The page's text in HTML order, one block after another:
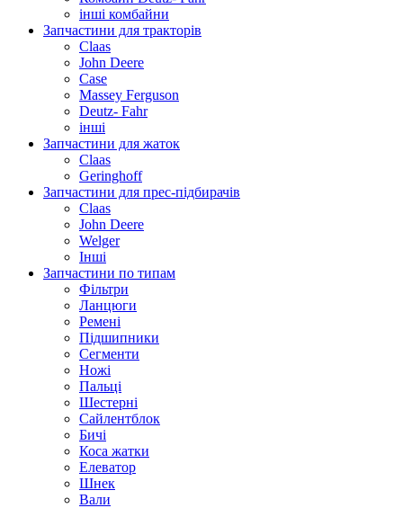
інші комбайни
Запчастини для тракторів
Claas
John Deere
Case
Massey Ferguson
Deutz- Fahr
інші
Запчастини для жаток
Claas
Geringhoff
Запчастини для прес-підбирачів
Claas
John Deere
Welger
Інші
Запчастини по типам
Фільтри
Ланцюги
Ремені
Підшипники
Сегменти
Ножі
Пальці
Шестерні
Сайлентблок
Бичі
Коса жатки
Елеватор
Шнек
Вали